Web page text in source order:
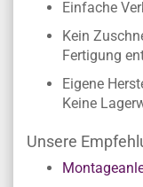
Einfache
Kein
Fertigung
Eigene
Keine
Unsere